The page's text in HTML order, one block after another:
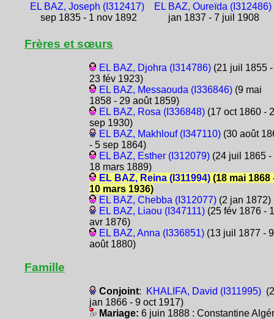
EL BAZ, Joseph (I312417)
sep 1835 - 1 nov 1892
EL BAZ, Oureïda (I312486)
jan 1837 - 7 juil 1908
Frères et sœurs
EL BAZ, Djohra (I314786)(21 juil 1855 -
23 fév 1923)
EL BAZ, Messaouda (I336846)(9 mai
1858 - 29 août 1859)
EL BAZ, Rosa (I336848)(17 oct 1860 -
sep 1930)
EL BAZ, Makhlouf (I347110)(30 août
- 5 sep 1864)
EL BAZ, Esther (I312079)(24 juil 1865 -
18 mars 1889)
EL BAZ, Reina (I311994)(18 mai 1868
10 mars 1936)
EL BAZ, Chebba (I312077)(2 jan 1872)
EL BAZ, Liaou (I347111)(25 fév 1876 -
avr 1876)
EL BAZ, Anna (I336851)(13 juil 1877 - 9
août 1880)
Famille
Conjoint: KHALIFA, David (I311995)
jan 1866 - 9 oct 1917)
Mariage: 6 juin 1888 : Constantine